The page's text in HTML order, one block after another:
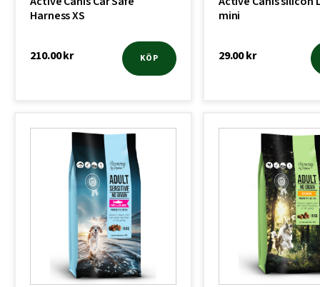
Harness XS
210.00kr KÖP
mini
29.00kr